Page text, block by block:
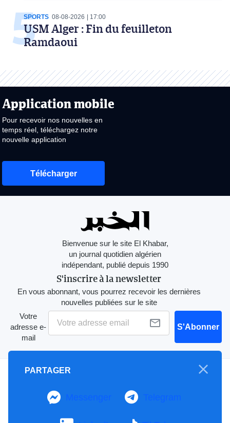
SPORTS 08-08-2026 17:00
USM Alger : Fin du feuilleton
Ramdaoui
Application mobile
Pour recevoir nos nouvelles en
temps réel, téléchargez notre
nouvelle application
Télécharger
Bienvenue sur le site El Khabar,
un journal quotidien algérien
indépendant, publié depuis 1990
S'inscrire à la newsletter
En vous abonnant, vous pourrez recevoir les dernières
nouvelles publiées sur le site
Votre
adresse e-
mail
S'Abonner
Mention Légale
Notre Charte
PARTAGER
Messenger Telegram